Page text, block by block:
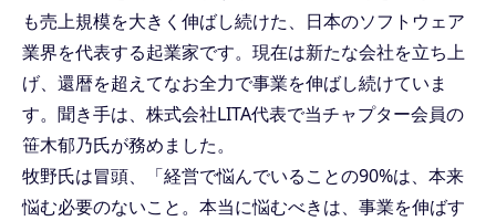
も売上規模を大きく伸ばし続けた、日本のソフトウェア
業界を代表する起業家です。現在は新たな会社を立ち上
げ、還暦を超えてなお全力で事業を伸ばし続けていま
す。聞き手は、株式会社LITA代表で当チャプター会員の
笹木郁乃氏が務めました。
牧野氏は冒頭、「経営で悩んでいることの90%は、本来
悩む必要のないこと。本当に悩むべきは、事業を伸ばす